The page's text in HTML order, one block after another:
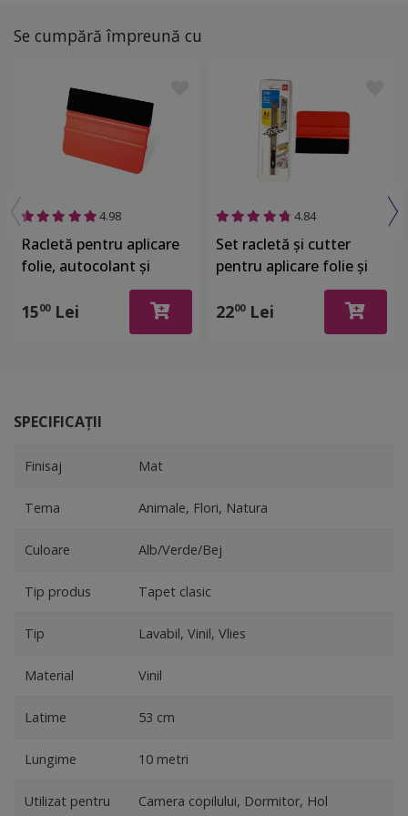
Se cumpără împreună cu
4.98
Racletă pentru aplicare
folie, autocolant şi
stickere, din plastic cu o
latură cu pâslă
1500Lei
4.84
Set racletă şi cutter
pentru aplicare folie şi
2200Lei
SPECIFICAȚII
Finisaj Mat
Tema Animale, Flori, Natura
Culoare Alb/Verde/Bej
Tip produs Tapet clasic
Tip Lavabil, Vinil, Vlies
Material Vinil
Latime 53 cm
Lungime 10 metri
Utilizat pentru Camera copilului, Dormitor, Hol